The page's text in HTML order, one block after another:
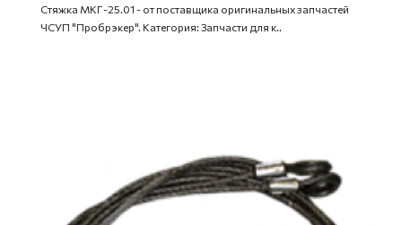
Стяжка МКГ-25.01 - от поставщика оригинальных запчастей
ЧСУП "Пробрэкер". Категория: Запчасти для к..